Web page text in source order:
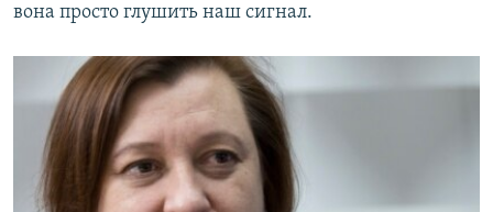
вона просто глушить наш сигнал.